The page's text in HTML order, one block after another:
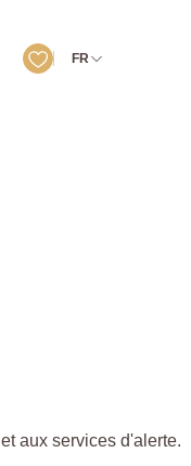
FR
aux services d'alerte.